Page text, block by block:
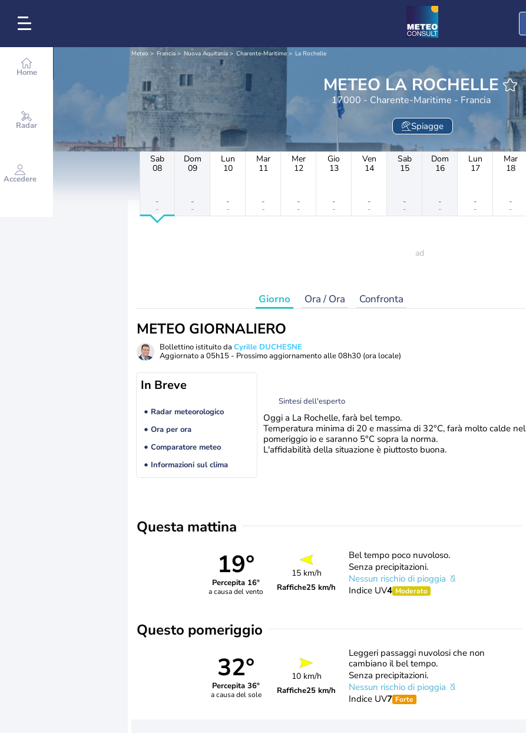
Home
Radar
Accedere
Meteo Francia Nuova Aquitania Charente-Maritime La Rochelle
METEO LA ROCHELLE
17000 - Charente-Maritime - Francia
Spiagge
Sab
08
-
-
Dom
09
-
-
Lun
10
-
-
Mar
11
-
-
Mer
12
-
-
Gio
13
-
-
Ven
14
-
-
Sab
15
-
-
Dom
16
-
-
Lun
17
-
-
Mar
18
-
-
Giorno Ora / Ora Confronta
METEO GIORNALIERO
Bollettino istituito da Cyrille DUCHESNE
Aggiornato a 05h15 - Prossimo aggiornamento alle08h30 (ora locale)
In Breve
Radar meteorologico
Ora per ora
Comparatore meteo
Informazioni sul clima
Sintesi dell'esperto
Oggi a La Rochelle, farà bel tempo.
Temperatura minima di 20 e massima di 32°C, farà molto calde nel
pomeriggio io e saranno 5°C sopra la norma.
L'affidabilità della situazione è piuttosto buona.
Questa mattina
19°
Percepita 16°
a causa del vento
15 km/h
Raffiche25 km/h
Bel tempo poco nuvoloso.
Senza precipitazioni.
Nessun rischio di pioggia
Indice UV4 Moderato
Questo pomeriggio
32°
Percepita 36°
a causa del sole
10 km/h
Raffiche25 km/h
Leggeri passaggi nuvolosi che non
cambiano il bel tempo.
Senza precipitazioni.
Nessun rischio di pioggia
Indice UV7 Forte